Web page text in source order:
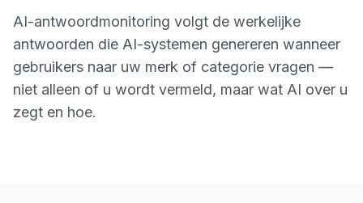
Content
RAISA
Assistant
Demo
boeken
AI-antwoordmonitoring volgt de werkelijke
antwoorden die AI-systemen genereren wanneer
gebruikers naar uw merk of categorie vragen —
niet alleen of u wordt vermeld, maar wat AI over u
zegt en hoe.